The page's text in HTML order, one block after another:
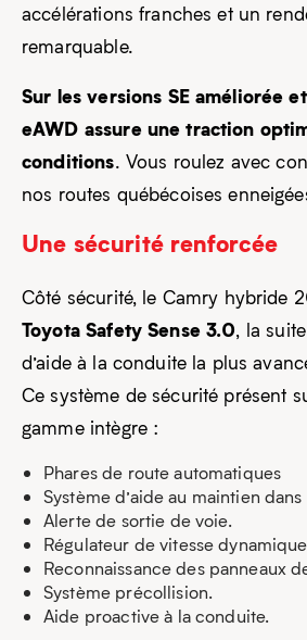
accélérations franches et un
remarquable.
Sur les versions SE améliorée
eAWD assure une traction
conditions. Vous roulez avec
nos routes québécoises
Une sécurité renforcée
Côté sécurité, le Camry hybride
Toyota Safety Sense 3.0, la
d’aide à la conduite la plus
Ce système de sécurité présent
gamme intègre :
Phares de route automatiques
Système d’aide au maintien
Alerte de sortie de voie.
Régulateur de vitesse
Reconnaissance des panneaux
Système précollision.
Aide proactive à la conduite.